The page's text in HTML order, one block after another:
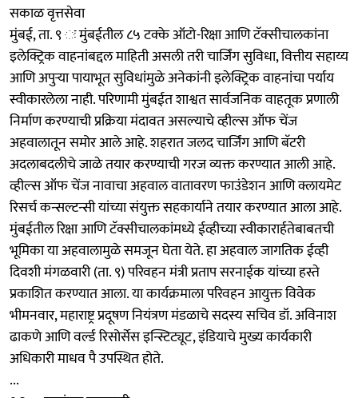
सकाळ वृत्तसेवा
मुंबई, ता. ९ ः मुंबईतील ८५ टक्के ऑटो-रिक्षा आणि टॅक्सीचालकांना
इलेक्ट्रिक वाहनांबद्दल माहिती असली तरी चार्जिंग सुविधा, वित्तीय सहाय्य
आणि अपुऱ्या पायाभूत सुविधांमुळे अनेकांनी इलेक्ट्रिक वाहनांचा पर्याय
स्वीकारलेला नाही. परिणामी मुंबईत शाश्वत सार्वजनिक वाहतूक प्रणाली
निर्माण करण्याची प्रक्रिया मंदावत असल्याचे व्हील्स ऑफ चेंज
अहवालातून समोर आले आहे. शहरात जलद चार्जिंग आणि बॅटरी
अदलाबदलीचे जाळे तयार करण्याची गरज व्यक्त करण्यात आली आहे.
व्हील्स ऑफ चेंज नावाचा अहवाल वातावरण फाउंडेशन आणि क्लायमेट
रिसर्च कन्सल्टन्सी यांच्या संयुक्त सहकार्याने तयार करण्यात आला आहे.
मुंबईतील रिक्षा आणि टॅक्सीचालकांमध्ये ईव्हीच्या स्वीकारार्हतेबाबतची
भूमिका या अहवालामुळे समजून घेता येते. हा अहवाल जागतिक ईव्ही
दिवशी मंगळवारी (ता. ९) परिवहन मंत्री प्रताप सरनाईक यांच्या हस्ते
प्रकाशित करण्यात आला. या कार्यक्रमाला परिवहन आयुक्त विवेक
भीमनवार, महाराष्ट्र प्रदूषण नियंत्रण मंडळाचे सदस्य सचिव डॉ. अविनाश
ढाकणे आणि वर्ल्ड रिसोर्सेस इन्स्टिट्यूट, इंडियाचे मुख्य कार्यकारी
अधिकारी माधव पै उपस्थित होते.
...